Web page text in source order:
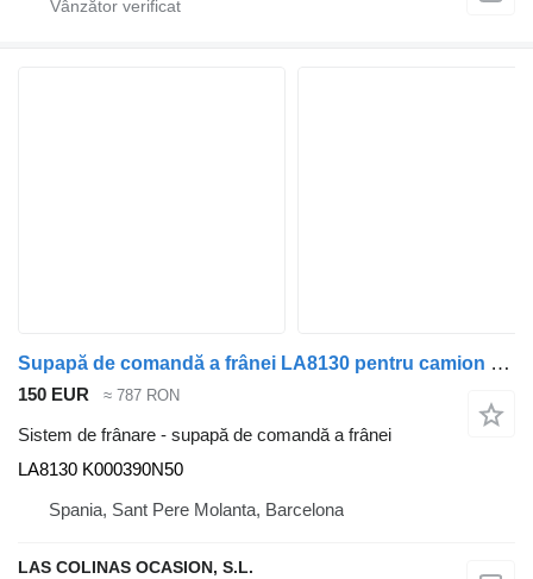
Supapă de comandă a frânei LA8130 pentru camion DAF XF 105
150 EUR ≈ 787 RON
Sistem de frânare - supapă de comandă a frânei
LA8130 K000390N50
Spania, Sant Pere Molanta, Barcelona
LAS COLINAS OCASION, S.L.